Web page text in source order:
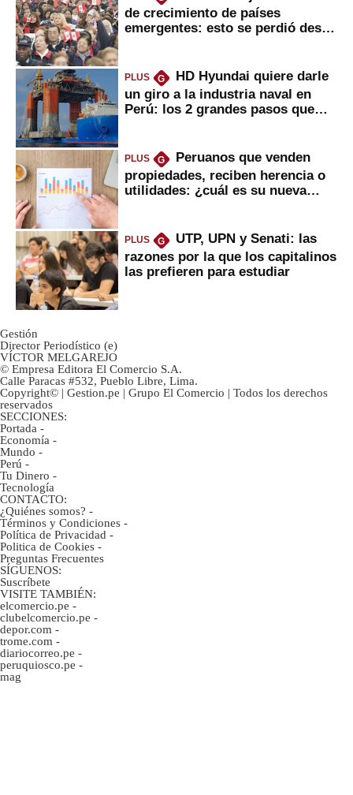
de crecimiento de países
emergentes: esto se perdió desde
PLUS G
HD Hyundai quiere darle
un giro a la industria naval en
Perú: los 2 grandes pasos que
PLUS G
Peruanos que venden
propiedades, reciben herencia o
utilidades: ¿cuál es su nueva
PLUS G
UTP, UPN y Senati: las
razones por la que los capitalinos
las prefieren para estudiar
Gestión
Director Periodístico (e)
VÍCTOR MELGAREJO
© Empresa Editora El Comercio S.A.
Calle Paracas #532, Pueblo Libre, Lima.
Copyright© | Gestion.pe | Grupo El Comercio | Todos los derechos
reservados
SECCIONES:
Portada -
Economía -
Mundo -
Perú -
Tu Dinero -
Tecnología
CONTACTO:
¿Quiénes somos? -
Términos y Condiciones -
Política de Privacidad -
Politica de Cookies -
Preguntas Frecuentes
SÍGUENOS:
Suscríbete
VISITE TAMBIÉN:
elcomercio.pe -
clubelcomercio.pe -
depor.com -
trome.com -
diariocorreo.pe -
peruquiosco.pe -
mag